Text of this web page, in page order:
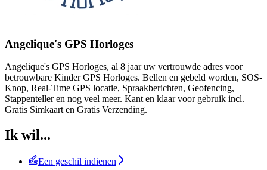
Angelique's GPS Horloges
Angelique's GPS Horloges, al 8 jaar uw vertrouwde adres voor
betrouwbare Kinder GPS Horloges. Bellen en gebeld worden, SOS-
Knop, Real-Time GPS locatie, Spraakberichten, Geofencing,
Stappenteller en nog veel meer. Kant en klaar voor gebruik incl.
Gratis Simkaart en Gratis Verzending.
Ik wil...
Een geschil indienen